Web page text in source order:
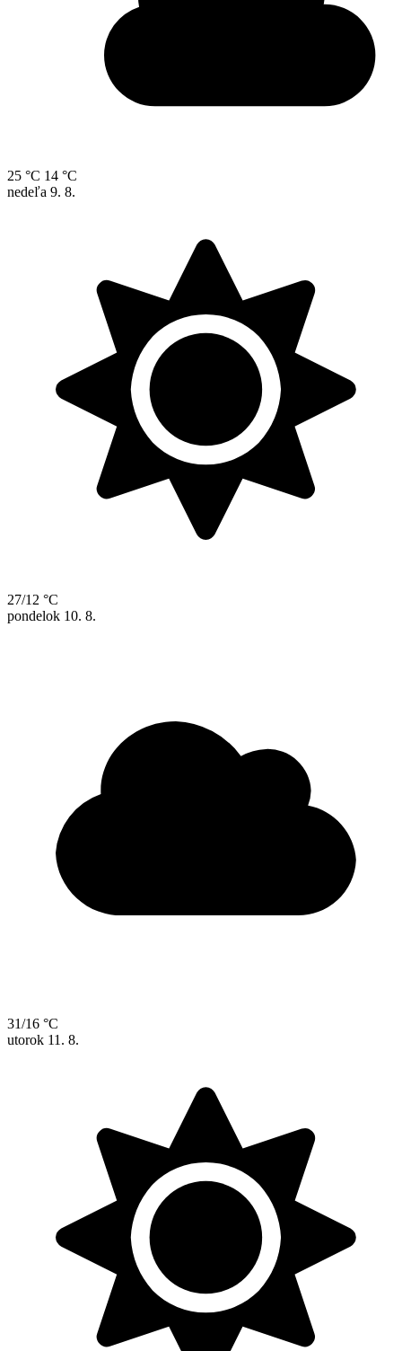
25 °C 14 °C
nedeľa 9. 8.
27/12 °C
pondelok 10. 8.
31/16 °C
utorok 11. 8.